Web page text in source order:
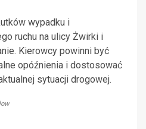
wypadku i
ruchu na ulicy Żwirki i
Kierowcy powinni być
opóźnienia i dostosować
sytuacji drogowej.